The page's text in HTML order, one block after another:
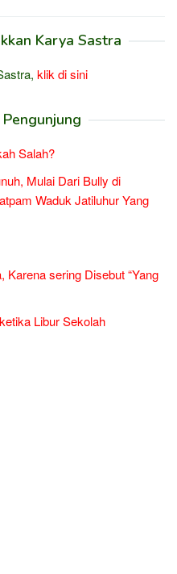
Karya Sastra
klik di sini
Salah?
Mulai Dari Bully di
Waduk Jatiluhur Yang
sering Disebut “Yang
Libur Sekolah